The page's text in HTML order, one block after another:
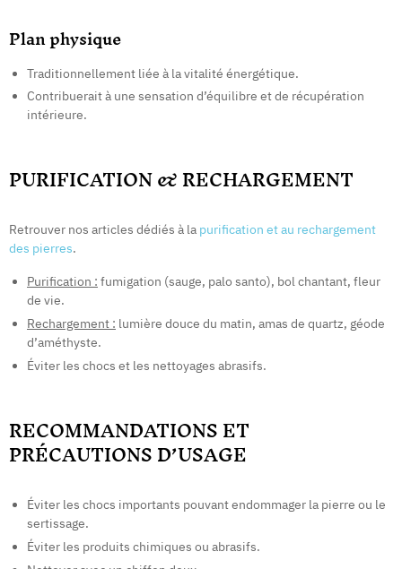
Plan physique
Traditionnellement liée à la vitalité énergétique.
Contribuerait à une sensation d’équilibre et de récupération
intérieure.
PURIFICATION & RECHARGEMENT
Retrouver nos articles dédiés à la purification et au rechargement
des pierres.
Purification : fumigation (sauge, palo santo), bol chantant, fleur
de vie.
Rechargement : lumière douce du matin, amas de quartz, géode
d’améthyste.
Éviter les chocs et les nettoyages abrasifs.
RECOMMANDATIONS ET
PRÉCAUTIONS D’USAGE
Éviter les chocs importants pouvant endommager la pierre ou le
sertissage.
Éviter les produits chimiques ou abrasifs.